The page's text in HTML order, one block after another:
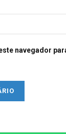
navegador